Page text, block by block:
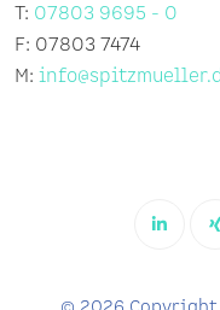
T: 07803 9695 - 0
F: 07803 7474
M: